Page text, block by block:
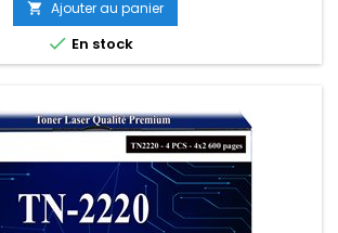
 Ajouter au panier
 En stock